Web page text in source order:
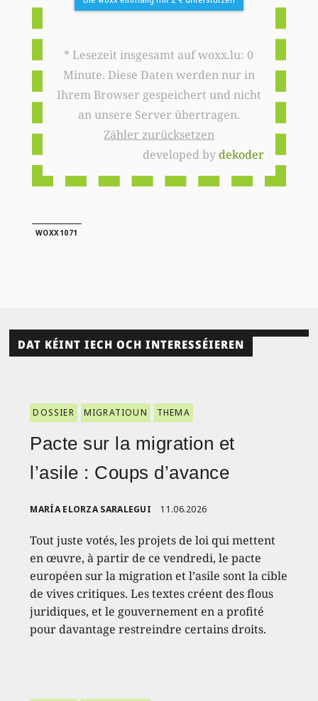
* Lesezeit insgesamt auf woxx.lu: 0
Minute. Diese Daten werden nur in
Ihrem Browser gespeichert und nicht
an unsere Server übertragen.
Zähler zurücksetzen
developed bydekoder
WOXX1071
DAT KÉINT IECH OCH INTERESSÉIEREN
DOSSIER MIGRATIOUN THEMA
Pacte sur la migration et
l’asile : Coups d’avance
MARÍA ELORZA SARALEGUI 11.06.2026
Tout juste votés, les projets de loi qui mettent
en œuvre, à partir de ce vendredi, le pacte
européen sur la migration et l’asile sont la cible
de vives critiques. Les textes créent des flous
juridiques, et le gouvernement en a profité
pour davantage restreindre certains droits.